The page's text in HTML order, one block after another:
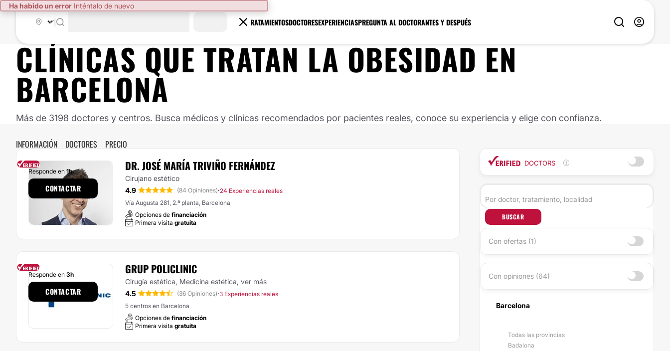
Ha habido un error Inténtalo de nuevo
TRATAMIENTOSDOCTORESEXPERIENCIASPREGUNTA AL DOCTORANTES Y DESPUÉS
CLÍNICAS QUE TRATAN LA OBESIDAD EN
BARCELONA
Más de 3198 doctores y centros. Busca médicos y clínicas recomendados por pacientes reales, conoce su experiencia y elige con confianza.
INFORMACIÓN DOCTORES PRECIO
DR. JOSÉ MARÍA TRIVIÑO FERNÁNDEZ
Cirujano estético
4.9
(84 Opiniones)·24 Experiencias reales
Vía Augusta 281, 2.ª planta, Barcelona
Opciones de financiación
Primera visita gratuita
Responde en 1h
CONTACTAR
GRUP POLICLINIC
Cirugía estética, Medicina estética, ver más
4.5
(36 Opiniones)·3 Experiencias reales
5 centros en Barcelona
Opciones de financiación
Primera visita gratuita
Responde en 3h
CONTACTAR
DOCTORS
BUSCAR
Con ofertas (1)
Con opiniones (64)
Barcelona
Todas las provincias
Badalona